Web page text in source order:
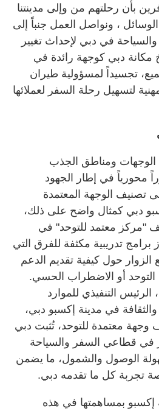
بأن رحلتهم من وإلى مدينتنا
، ونواصل العمل جنباً إلى
في دبي لإحداث تغيير
مكانة دبي كوجهة رائدة في
تجسيداً لمسؤولية طيران
لتسهيل رحلة السفر لعملائها
الوجهات ومناطق الجذب
محورياً في إطار الجهود
تصنيف الوجهة المعتمدة
دبي كمثال واضح على ذلك،
معتمد للتوحد" في
بعد إنجاز برامج تدريبية مكثفة للفرق التي
حول كيفية تقديم الدعم
التوحد أو الاضطراب الحسي.
التنفيذي للموارد
في مدينة إكسبو دبي،
وجهة معتمدة للتوحد، تُثبت دبي
في قطاعي السفر والسياحة
الوصول والشمول، ما يضمن
تجربة كل ما تقدمه دبي.
بمساهمتها في هذه